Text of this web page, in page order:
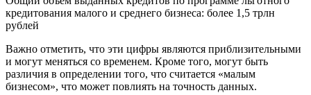
кредитования малого и среднего бизнеса: более 1,5 трлн
рублей
Важно отметить, что эти цифры являются приблизительными
и могут меняться со временем. Кроме того, могут быть
различия в определении того, что считается «малым
бизнесом», что может повлиять на точность данных.